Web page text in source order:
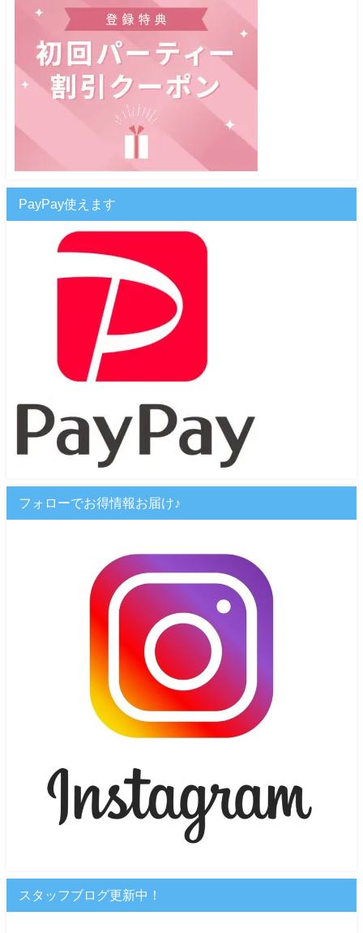
PayPay使えます
フォローでお得情報お届け♪
スタッフブログ更新中！